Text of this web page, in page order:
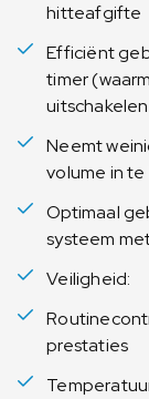
hitteafgifte
Efficiënt
timer
Neemt
volume in
Optimaal
systeem
Veiligheid:
prestaties